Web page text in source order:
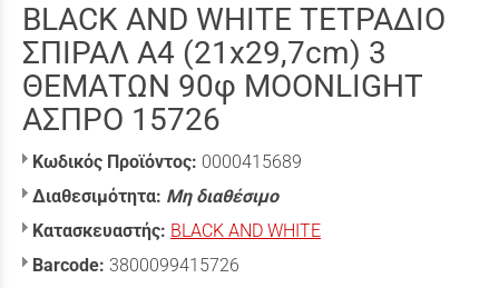
BLACK AND WHITE ΤΕΤΡΑΔΙΟ
ΣΠΙΡΑΛ A4 (21x29,7cm) 3
ΘΕΜΑΤΩΝ 90φ MOONLIGHT
ΑΣΠΡΟ 15726
Κωδικός Προϊόντος: 0000415689
Διαθεσιμότητα: Μη διαθέσιμο
Κατασκευαστής: BLACK AND WHITE
Barcode: 3800099415726